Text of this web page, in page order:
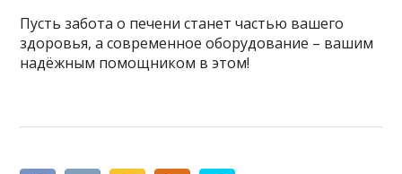
Пусть забота о печени станет частью вашего
здоровья, а современное оборудование – вашим
надёжным помощником в этом!